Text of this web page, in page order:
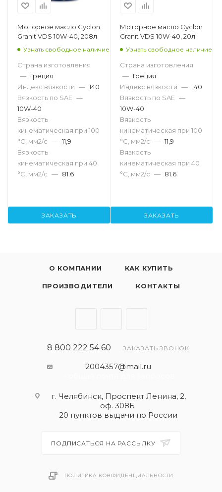
Моторное масло Cyclon
Granit VDS 10W-40, 208л
Узнать свободное наличие
Страна изготовления
— Греция
Индекс вязкости — 140
Вязкость по SAE —
10W-40
Вязкость
кинематическая при 100
°С, мм2/с — 11,9
Вязкость
кинематическая при 40
°С, мм2/с — 81.6
ЗАКАЗАТЬ
Моторное масло Cyclon
Granit VDS 10W-40, 20л
Узнать свободное наличие
Страна изготовления
— Греция
Индекс вязкости — 140
Вязкость по SAE —
10W-40
Вязкость
кинематическая при 100
°С, мм2/с — 11,9
Вязкость
кинематическая при 40
°С, мм2/с — 81.6
ЗАКАЗАТЬ
О КОМПАНИИ КАК КУПИТЬ
ПРОИЗВОДИТЕЛИ КОНТАКТЫ
8 800 222 54 60 ЗАКАЗАТЬ ЗВОНОК
2004357@mail.ru
г. Челябинск, Проспект Ленина, 2,
оф. 308Б
20 пунктов выдачи по России
ПОДПИСАТЬСЯ НА РАССЫЛКУ
ПОЛИТИКА КОНФИДЕНЦИАЛЬНОСТИ